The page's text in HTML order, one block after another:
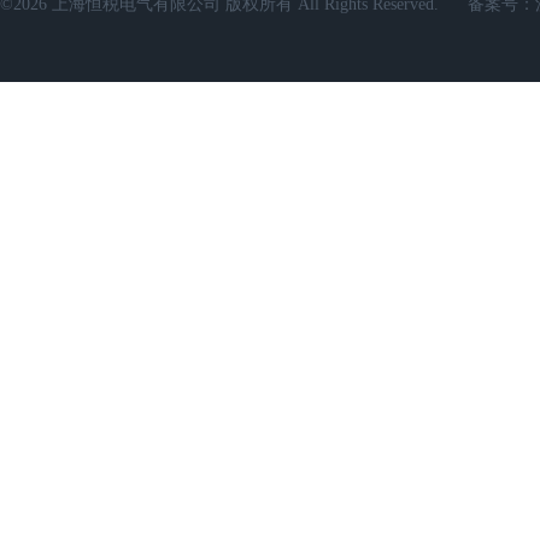
©2026 上海恒税电气有限公司 版权所有 All Rights Reserved. 备案号：